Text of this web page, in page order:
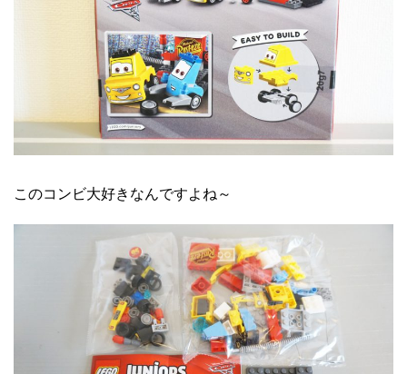
このコンビ大好きなんですよね～